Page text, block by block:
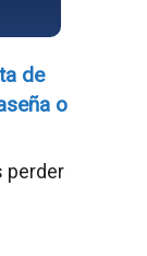
de
o
perder